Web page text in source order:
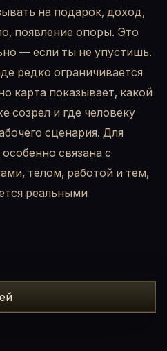
на подарок, доход,
появление опоры. Это
— если ты не упустишь.
редко ограничивается
карта показывает, какой
созрел и где человеку
сценария. Для
связана с
телом, работой и тем,
реальными